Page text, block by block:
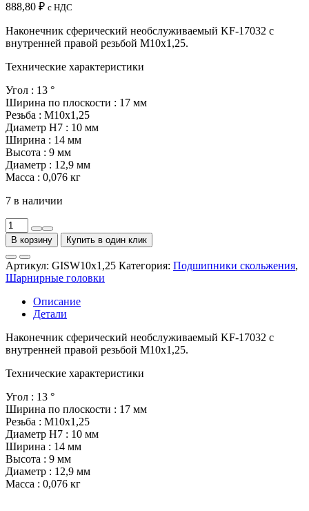
888,80 ₽ с НДС
Наконечник сферический необслуживаемый KF-17032 с
внутренней правой резьбой M10x1,25.
Технические характеристики
Угол : 13 °
Ширина по плоскости : 17 мм
Резьба : M10x1,25
Диаметр H7 : 10 мм
Ширина : 14 мм
Высота : 9 мм
Диаметр : 12,9 мм
Масса : 0,076 кг
7 в наличии
Количество
товара
Наконечник
сферический
необслуживаемый
KF-
17032
(внутренняя
правая
резьба
M10x1,25)
В корзину Купить в один клик
Артикул: GISW10x1,25 Категория: Подшипники скольжения,
Шарнирные головки
Описание
Детали
Наконечник сферический необслуживаемый KF-17032 с
внутренней правой резьбой M10x1,25.
Технические характеристики
Угол : 13 °
Ширина по плоскости : 17 мм
Резьба : M10x1,25
Диаметр H7 : 10 мм
Ширина : 14 мм
Высота : 9 мм
Диаметр : 12,9 мм
Масса : 0,076 кг